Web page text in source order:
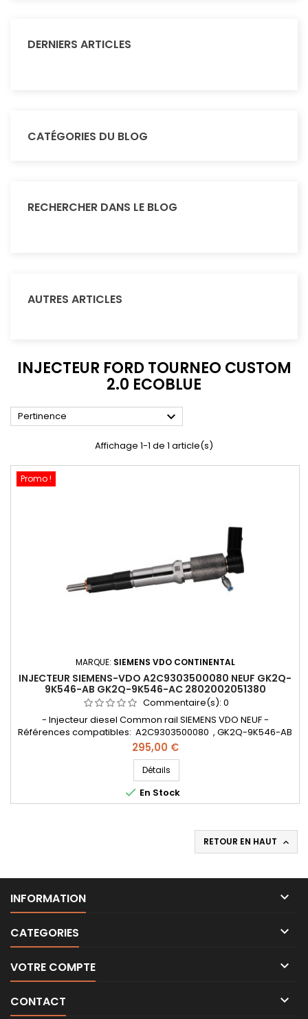
DERNIERS ARTICLES
CATÉGORIES DU BLOG
RECHERCHER DANS LE BLOG
AUTRES ARTICLES
INJECTEUR FORD TOURNEO CUSTOM
2.0 ECOBLUE
Pertinence 
Affichage 1-1 de 1 article(s)
Promo !
MARQUE: SIEMENS VDO CONTINENTAL
INJECTEUR SIEMENS-VDO A2C9303500080 NEUF GK2Q-
9K546-AB GK2Q-9K546-AC 2802002051380
Commentaire(s): 0
- Injecteur diesel Common rail SIEMENS VDO NEUF -
Références compatibles: A2C9303500080 , GK2Q-9K546-AB
, GK2Q-9K546-AC , 2143478 , GK2Q9K546AB , GK2Q9K546AC
, 2143478 , GK2Q 9K546 AB , GK2Q 9K546 AC , 2143478 - Pour
motorisation Ford 2.0 TDCi Pièce d'origine
Prix
295,00 €
Détails
 En Stock
RETOUR EN HAUT 
INFORMATION 
CATEGORIES 
VOTRE COMPTE 
CONTACT 